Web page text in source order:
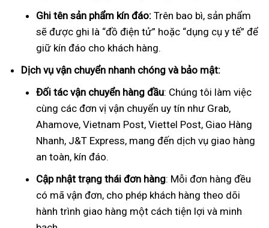
Ghi tên sản phẩm kín đáo: Trên bao bì, sản phẩm
sẽ được ghi là “đồ điện tử” hoặc “dụng cụ y tế” để
giữ kín đáo cho khách hàng.
Dịch vụ vận chuyển nhanh chóng và bảo mật:
Đối tác vận chuyển hàng đầu: Chúng tôi làm việc
cùng các đơn vị vận chuyển uy tín như Grab,
Ahamove, Vietnam Post, Viettel Post, Giao Hàng
Nhanh, J&T Express, mang đến dịch vụ giao hàng
an toàn, kín đáo.
Cập nhật trạng thái đơn hàng: Mỗi đơn hàng đều
có mã vận đơn, cho phép khách hàng theo dõi
hành trình giao hàng một cách tiện lợi và minh